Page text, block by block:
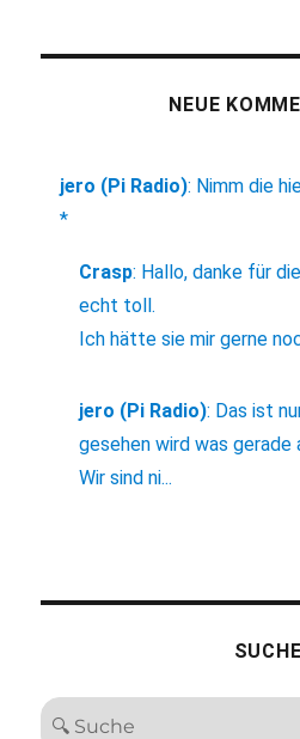
NEUE
jero (Pi Radio): Nimm die
*
Crasp: Hallo, danke für
echt toll.
Ich hätte sie mir gerne
jero (Pi Radio): Das ist
gesehen wird was
Wir sind ni...
SUCHE